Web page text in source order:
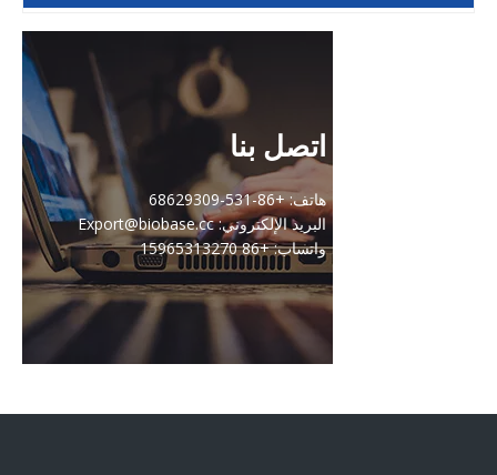
اتصل بنا
هاتف: +86-531-68629309
البريد الإلكتروني: Export@biobase.cc
واتساب: +86 15965313270